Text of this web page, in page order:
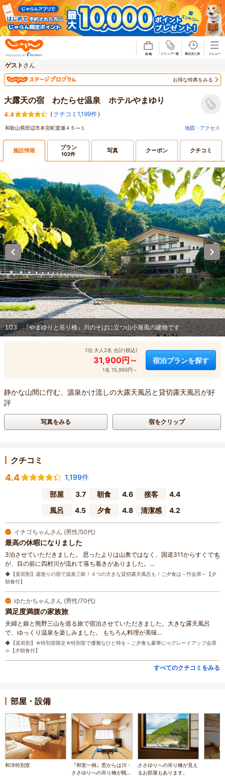
ゲスト さん
お得な特典をみる
大露天の宿 わたらせ温泉 ホテルやまゆり
4.4 ( クチコミ1,199件)
和歌山県田辺市本宮町渡瀬４５―１ 地図・アクセス
施設情報 プラン
102件 写真 クーポン クチコミ
1/23 『やまゆりと吊り橋』川のそばに立つ山小屋風の建物です
1泊 大人2名 合計(税込)
31,900円～
1名 15,950円～
宿泊プランを探す
静かな山間に佇む、源泉かけ流しの大露天風呂と貸切露天風呂が好
評
写真をみる 宿をクリップ
クチコミ
4.4
1,199件
部屋
3.7 朝食 4.6 接客
4.4
風呂
4.5 夕食 4.8 清潔感 4.2
イチゴちゃんさん (男性/50代)
最高の休暇になりました
3泊させていただきました。 思ったよりは山奥ではなく、国道311からすぐです
が、目の前に四村川が流れて落ち着きがありました。…
◆【直前割】湯巡りの宿で温泉三昧！４つの大きな貸切露天風呂も！ご夕食は～竹会席～【夕
朝食付】
ゆたかちゃんさん (男性/70代)
満足度満腹の家族旅
夫婦と娘と熊野三山を巡る旅で宿泊させていただきました。大きな露天風呂
で、ゆっくり温泉を楽しみました。 もちろん料理が美味…
◆【直前割】☆特別室限定☆特別室で優雅なひと時を～ご夕食も豪華に≪グレードアップ会席
≫【夕朝食付】
すべてのクチコミをみる
部屋・設備
和洋特別室
『和室一例』窓からは川・
ささゆりへの吊り橋が眺め
ささゆりへの吊り橋が見え
るお部屋もあります。